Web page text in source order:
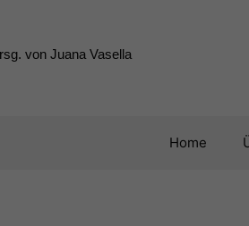
von Juana Vasella
Home